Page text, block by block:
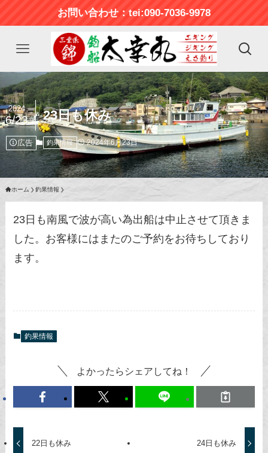
お問い合わせ：tei:090-7036-9978
23日も休み
2024
6/23
広告 釣果情報 2024年6月23日
ホーム 釣果情報
23日も南風で波が高い為出船は中止させて頂きま
した。お客様にはまたのご予約をお待ちしており
ます。
釣果情報
よかったらシェアしてね！
22日も休み 24日も休み